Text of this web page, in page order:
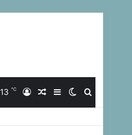
Buscar
Switch
Barra
Artículo
Iniciar
13 ℃